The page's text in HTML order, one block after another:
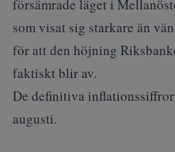
försämrade läget i
som visat sig starkare än
för att den höjning
faktiskt blir av.
De definitiva
augusti.